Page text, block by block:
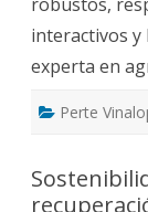
interactivos y
experta en
Perte